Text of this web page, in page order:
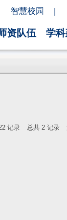
智慧校园 |
资队伍 学
记录 总共 2 记录